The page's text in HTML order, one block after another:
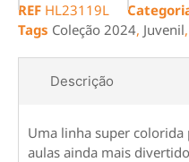
REF HL23119L
Tags Coleção 2024, Juvenil,
Descrição
Uma linha super colorida
aulas ainda mais